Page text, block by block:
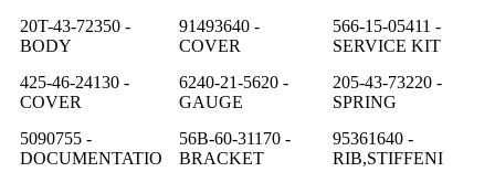
20T-43-72350 -
BODY
91493640 -
COVER
566-15-05411 -
SERVICE KIT
425-46-24130 -
COVER
6240-21-5620 -
GAUGE
205-43-73220 -
SPRING
5090755 -
DOCUMENTATIO
56B-60-31170 -
BRACKET
95361640 -
RIB,STIFFENI